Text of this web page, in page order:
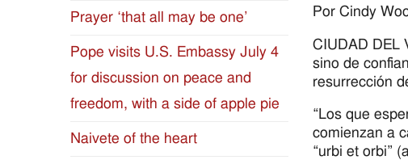
of
Jackson
Since
1954
Por Cindy
CIUDAD DEL
sino de
resurrección
“Los que
comienzan a
“urbi et orbi”
Prayer ‘that all may be one’
Pope visits U.S. Embassy July 4
for discussion on peace and
freedom, with a side of apple pie
Naivete of the heart